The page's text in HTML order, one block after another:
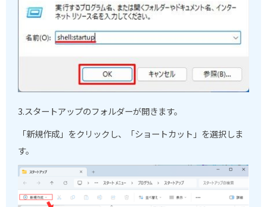
3.スタートアップのフォルダーが開きます。
「新規作成」をクリックし、「ショートカット」を選択しま
す。